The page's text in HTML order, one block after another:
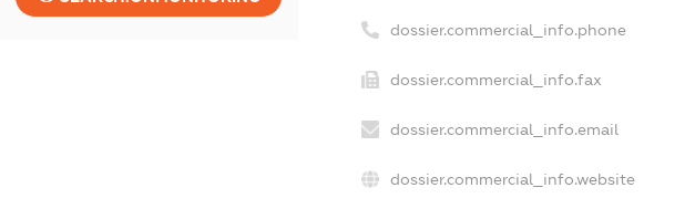
dossier.commercial_info.phone
dossier.commercial_info.fax
dossier.commercial_info.email
dossier.commercial_info.website